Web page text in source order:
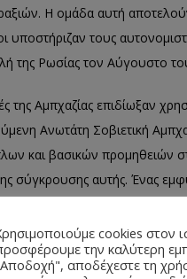
Η ομάδα αυτή
υποστήριζαν τους
της Ρωσίας τον Αύγουστο
της Αμπχαζίας επιδίωξαν
Ανωτάτη Σοβιετική
και βασικών προμηθειών
σύγκρουσης αυτής. Ένας
δυνάμεις της, με την
γεωργιανές δυνάμεις.
αεροπορία όσο και από
cookies στον
την καλύτερη
αποδέχεστε τη